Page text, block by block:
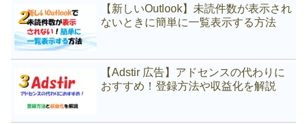
【新しいOutlook】未読件数が表示され
ないときに簡単に一覧表示する方法
【Adstir 広告】アドセンスの代わりに
おすすめ！登録方法や収益化を解説